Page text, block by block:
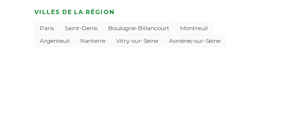
VILLES DE LA RÉGION
Paris Saint-Denis Boulogne-Billancourt
Montreuil
Argenteuil
Nanterre Vitry-sur-Seine Asnières-sur-Seine